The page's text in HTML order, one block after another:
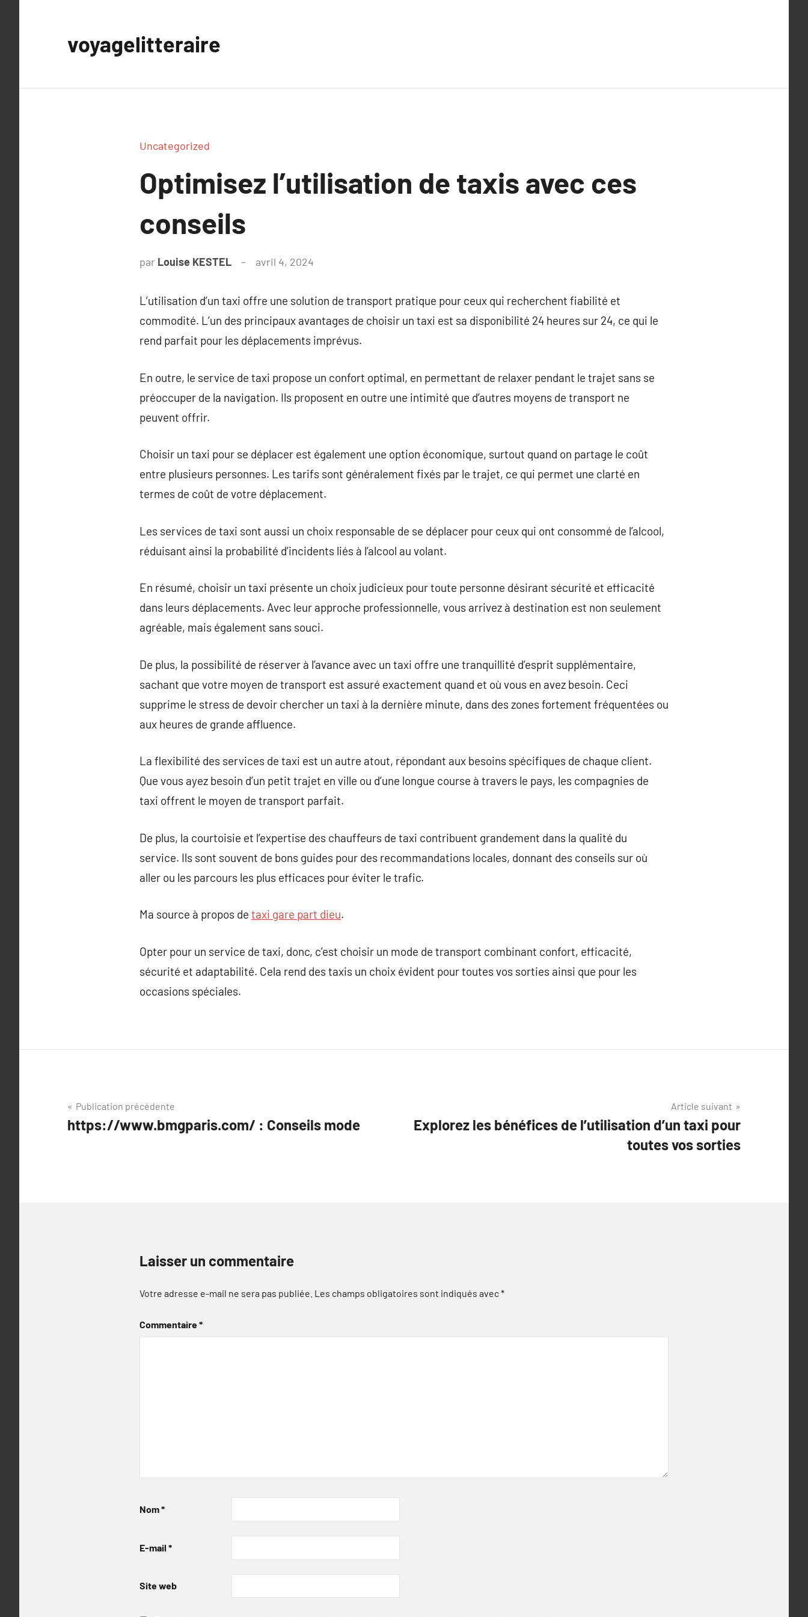
voyagelitteraire
Uncategorized
Optimisez l’utilisation de taxis avec ces
conseils
par Louise KESTEL avril 4, 2024
L’utilisation d’un taxi offre une solution de transport pratique pour ceux qui recherchent fiabilité et
commodité. L’un des principaux avantages de choisir un taxi est sa disponibilité 24 heures sur 24, ce qui le
rend parfait pour les déplacements imprévus.
En outre, le service de taxi propose un confort optimal, en permettant de relaxer pendant le trajet sans se
préoccuper de la navigation. Ils proposent en outre une intimité que d’autres moyens de transport ne
peuvent offrir.
Choisir un taxi pour se déplacer est également une option économique, surtout quand on partage le coût
entre plusieurs personnes. Les tarifs sont généralement fixés par le trajet, ce qui permet une clarté en
termes de coût de votre déplacement.
Les services de taxi sont aussi un choix responsable de se déplacer pour ceux qui ont consommé de l’alcool,
réduisant ainsi la probabilité d’incidents liés à l’alcool au volant.
En résumé, choisir un taxi présente un choix judicieux pour toute personne désirant sécurité et efficacité
dans leurs déplacements. Avec leur approche professionnelle, vous arrivez à destination est non seulement
agréable, mais également sans souci.
De plus, la possibilité de réserver à l’avance avec un taxi offre une tranquillité d’esprit supplémentaire,
sachant que votre moyen de transport est assuré exactement quand et où vous en avez besoin. Ceci
supprime le stress de devoir chercher un taxi à la dernière minute, dans des zones fortement fréquentées ou
aux heures de grande affluence.
La flexibilité des services de taxi est un autre atout, répondant aux besoins spécifiques de chaque client.
Que vous ayez besoin d’un petit trajet en ville ou d’une longue course à travers le pays, les compagnies de
taxi offrent le moyen de transport parfait.
De plus, la courtoisie et l’expertise des chauffeurs de taxi contribuent grandement dans la qualité du
service. Ils sont souvent de bons guides pour des recommandations locales, donnant des conseils sur où
aller ou les parcours les plus efficaces pour éviter le trafic.
Ma source à propos de taxi gare part dieu.
Opter pour un service de taxi, donc, c’est choisir un mode de transport combinant confort, efficacité,
sécurité et adaptabilité. Cela rend des taxis un choix évident pour toutes vos sorties ainsi que pour les
occasions spéciales.
Navigation
de
Publication précédente
https://www.bmgparis.com/ : Conseils mode
Article suivant
Explorez les bénéfices de l’utilisation d’un taxi pour
toutes vos sorties
Laisser un commentaire
Votre adresse e-mail ne sera pas publiée. Les champs obligatoires sont indiqués avec*
Commentaire*
Nom*
E-mail *
Site web